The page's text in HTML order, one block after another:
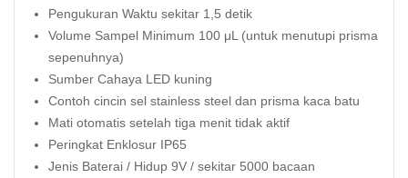
Pengukuran Waktu sekitar 1,5 detik
Volume Sampel Minimum 100 μL (untuk menutupi prisma
sepenuhnya)
Sumber Cahaya LED kuning
Contoh cincin sel stainless steel dan prisma kaca batu
Mati otomatis setelah tiga menit tidak aktif
Peringkat Enklosur IP65
Jenis Baterai / Hidup 9V / sekitar 5000 bacaan